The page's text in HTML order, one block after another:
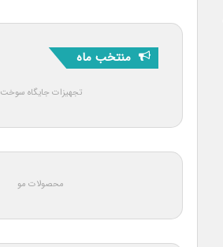
منتخب ماه
تجهیزات جایگاه سوخت
محصولات مو